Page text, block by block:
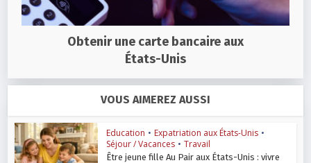
Obtenir une carte bancaire aux
États-Unis
VOUS AIMEREZ AUSSI
Education • Expatriation aux États-Unis •
Séjour / Vacances • Travail
Être jeune fille Au Pair aux États-Unis : vivre